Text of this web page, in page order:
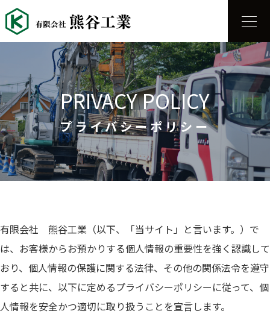
PRIVACY POLICY
プライバシーポリシー
有限会社 熊谷工業（以下、「当サイト」と言います。）で
は、お客様からお預かりする個人情報の重要性を強く認識して
おり、個人情報の保護に関する法律、その他の関係法令を遵守
すると共に、以下に定めるプライバシーポリシーに従って、個
人情報を安全かつ適切に取り扱うことを宣言します。